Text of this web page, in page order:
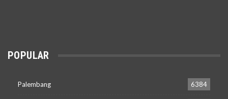
POPULAR
Palembang 6384